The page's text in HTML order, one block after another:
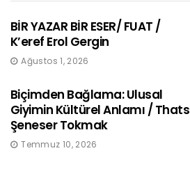
BİR YAZAR BİR ESER/ FUAT /
K’eref Erol Gergin
Ağustos 1, 2026
Biçimden Bağlama: Ulusal
Giyimin Kültürel Anlamı / Thats
Şeneser Tokmak
Temmuz 10, 2026